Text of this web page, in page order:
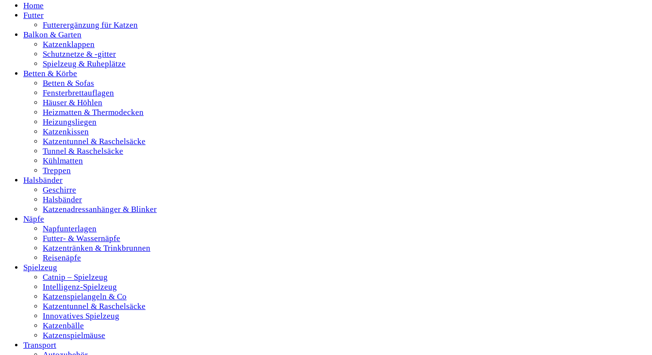
Home
Futter
Futterergänzung für Katzen
Balkon & Garten
Katzenklappen
Schutznetze & -gitter
Spielzeug & Ruheplätze
Betten & Körbe
Betten & Sofas
Fensterbrettauflagen
Häuser & Höhlen
Heizmatten & Thermodecken
Heizungsliegen
Katzenkissen
Katzentunnel & Raschelsäcke
Tunnel & Raschelsäcke
Kühlmatten
Treppen
Halsbänder
Geschirre
Halsbänder
Katzenadressanhänger & Blinker
Näpfe
Napfunterlagen
Futter- & Wassernäpfe
Katzentränken & Trinkbrunnen
Reisenäpfe
Spielzeug
Catnip – Spielzeug
Intelligenz-Spielzeug
Katzenspielangeln & Co
Katzentunnel & Raschelsäcke
Innovatives Spielzeug
Katzenbälle
Katzenspielmäuse
Transport